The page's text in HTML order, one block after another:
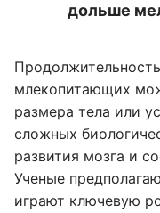
дольше
млекопитающих
размера тела или
сложных
развития мозга и
Ученые
играют ключевую